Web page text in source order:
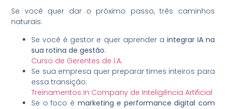
Se você quer dar o próximo passo, três caminhos
naturais:
Se você é gestor e quer aprender a integrar IA na
sua rotina de gestão:
Curso de Gerentes de I.A.
Se sua empresa quer preparar times inteiros para
essa transição:
Treinamentos In Company de Inteligência Artificial
Se o foco é marketing e performance digital com